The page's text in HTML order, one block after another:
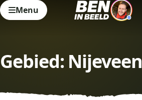
Menu
Gebied: Nijeveen